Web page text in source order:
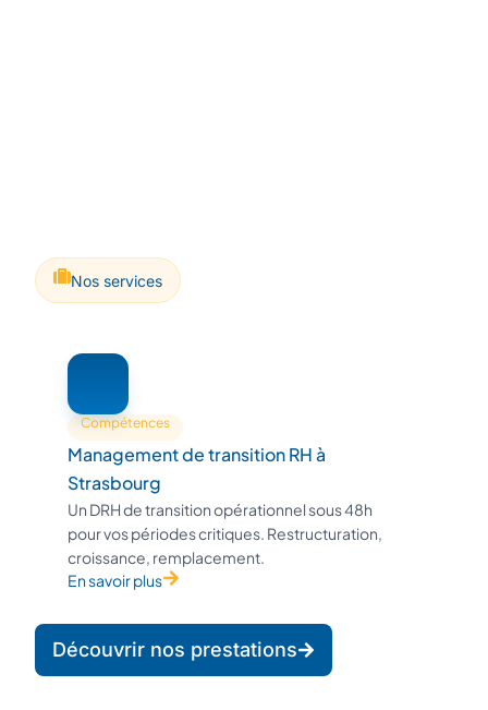
Nos services
Compétences
Management de transition RH à
Strasbourg
Un DRH de transition opérationnel sous 48h
pour vos périodes critiques. Restructuration,
croissance, remplacement.
En savoir plus
Découvrir nos prestations